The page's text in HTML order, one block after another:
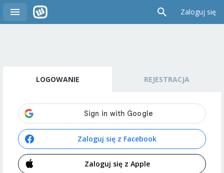
Zaloguj się
LOGOWANIE REJESTRACJA
Zaloguj się z Facebook
Zaloguj się z Apple